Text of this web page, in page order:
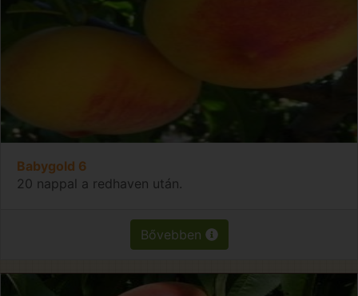
Babygold 6
20 nappal a redhaven után.
Bővebben